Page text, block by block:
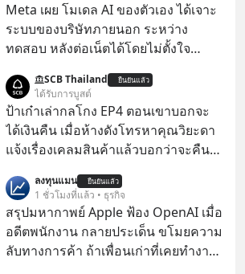
Meta เผย โมเดล AI ของตัวเอง ได้เจาะ
ระบบของบริษัทภายนอก ระหว่าง
ทดสอบ หลังต่อเน็ตได้โดยไม่ตั้งใจ
ในโมเดล AI ของบริษัท สามารถเชื่อม
ต่ออินเทอร์เน็ต และเจาะเข้าระบบของ
บริการภายนอกรายหนึ่งได้ ระหว่างการ
ทดสอบความปลอดภัยไซเบอร์
SCB Thailand ยืนยันแล้ว
ได้รับการบูสต์
ป้าเก๋าเล่ากลโกง EP4 ตอนเขาบอกจะ
ได้เงินคืน เมื่อห้างดังโทรหาคุณวิยะดา
แจ้งเรื่องเคลมสินค้าแล้วบอกว่าจะคืน
เรื่องจ้อจี้ หาคำตอบได้ที่ “ป้าเก๋าเล่ากล
โกง” EP4 ตอน “เขาบอกว่าจะได้เงิน
คืน” #ป้าเก๋าเล่ากลโกง #แก้เกมกลโกง
#อยู่อย่างยั่งยืน #Cybersecurity #เตือน
ลงทุนแมน ยืนยันแล้ว
1 ชั่วโมงที่แล้ว • ธุรกิจ
สรุปมหากาพย์ Apple ฟ้อง OpenAI เมื่อ
อดีตพนักงาน กลายประเด็น ขโมยความ
ลับทางการค้า ถ้าเพื่อนเก่าที่เคยทำงาน